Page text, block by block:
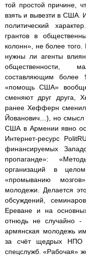
той простой причине,
взять и вывезти в США.
политический
грантов в
колонн», не более
нужны ли агенты
общественности,
составляющим более
«помощь США»
сменяют друг друга,
ранее Хефферн сменил
Йованович…), но смысл
США в Армении явно
Интернет-ресурс
финансируемых
пропаганде»:
организаций в
«промыванию
молодежи. Делается
обсуждений,
Ереване и на
отнюдь не случайно -
армянская молодежь
за счёт щедрых НПО
спецслужб. «Рабочая»